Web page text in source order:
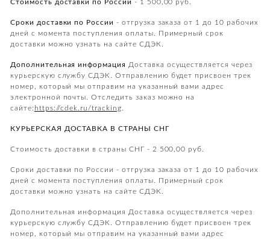
Стоимость доставки по России - 1 500,00 руб.
Сроки доставки по России - отгрузка заказа от 1 до 10 рабочих
дней с момента поступления оплаты. Примерный срок
доставки можно узнать на сайте СДЭК.
Дополнительная информация Доставка осуществляется через
курьерскую службу СДЭК. Отправлению будет присвоен трек
номер, который мы отправим на указанный вами адрес
электронной почты. Отследить заказ можно на
сайте: https://cdek.ru/tracking
КУРЬЕРСКАЯ ДОСТАВКА В СТРАНЫ СНГ
Стоимость доставки в страны СНГ - 2 500,00 руб.
Сроки доставки по России - отгрузка заказа от 1 до 10 рабочих
дней с момента поступления оплаты. Примерный срок
доставки можно узнать на сайте СДЭК.
Дополнительная информация Доставка осуществляется через
курьерскую службу СДЭК. Отправлению будет присвоен трек
номер, который мы отправим на указанный вами адрес